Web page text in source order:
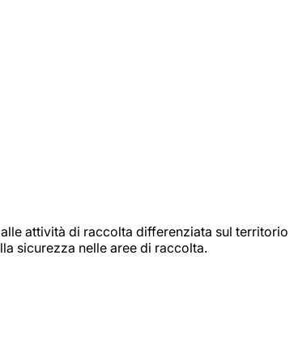
attività di raccolta differenziata sul territorio
sicurezza nelle aree di raccolta.